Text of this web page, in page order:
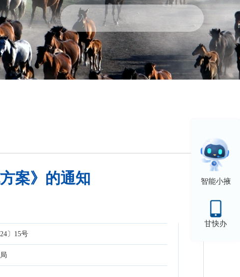
智能小掖
甘快办
案》的通知
〕15号